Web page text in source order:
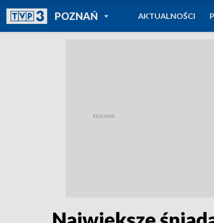
POZNAŃPOWRÓT DO
TVP REGIONY
AKTUALNOŚCI